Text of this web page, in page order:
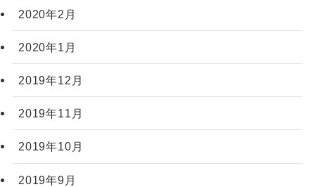
2020年2月
2020年1月
2019年12月
2019年11月
2019年10月
2019年9月